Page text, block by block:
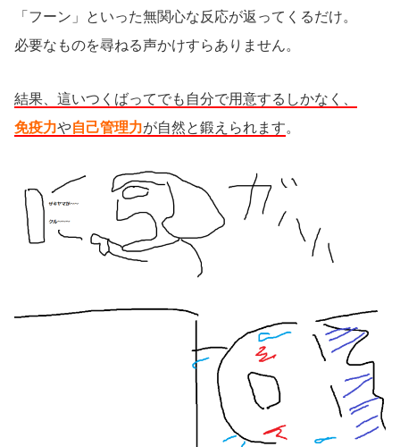
「フーン」といった無関心な反応が返ってくるだけ。
必要なものを尋ねる声かけすらありません。
結果、這いつくばってでも自分で用意するしかなく、
免疫力や自己管理力が自然と鍛えられます。